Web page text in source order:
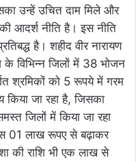
उन्हें उचित दाम मिले और
आदर्श नीति है। इस नीति
है। शहीद वीर नारायण
विभिन्न जिलों में 38 भोजन
श्रमिकों को 5 रूपये में गरम
जा रहा है, जिसका
जिलों में किया जा रहा
01 लाख रूपए से बढ़ाकर
की राशि भी एक लाख से